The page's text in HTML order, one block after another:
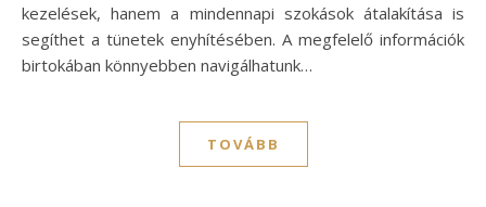
kezelések, hanem a mindennapi szokások átalakítása is
segíthet a tünetek enyhítésében. A megfelelő információk
birtokában könnyebben navigálhatunk…
TOVÁBB